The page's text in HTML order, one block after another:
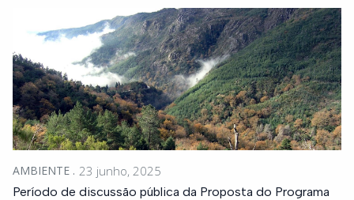
AMBIENTE 23 junho, 2025
Período de discussão pública da Proposta do Programa